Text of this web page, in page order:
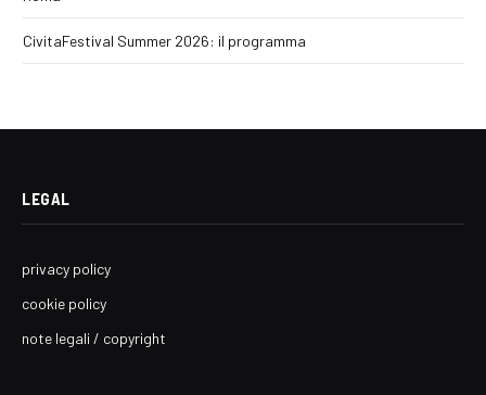
CivitaFestival Summer 2026: il programma
LEGAL
privacy policy
cookie policy
note legali / copyright